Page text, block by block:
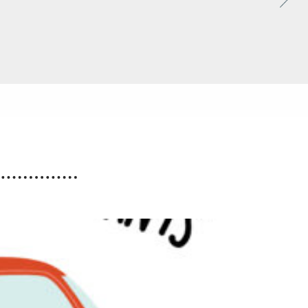
Ouverture des réservations
à décembre 2026
Les réservations des mercredis aux accueils de
loisirs de La Maison Pop’, pour la période de
septembre à décembre 2026, sont ouvertes à
partir du 20 juillet 2026